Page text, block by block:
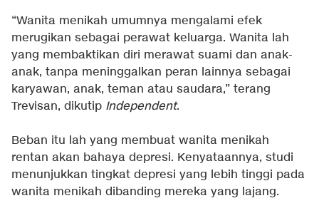
“Wanita menikah umumnya mengalami efek
merugikan sebagai perawat keluarga. Wanita lah
yang membaktikan diri merawat suami dan anak-
anak, tanpa meninggalkan peran lainnya sebagai
karyawan, anak, teman atau saudara,” terang
Trevisan, dikutip Independent.
Beban itu lah yang membuat wanita menikah
rentan akan bahaya depresi. Kenyataannya, studi
menunjukkan tingkat depresi yang lebih tinggi pada
wanita menikah dibanding mereka yang lajang.